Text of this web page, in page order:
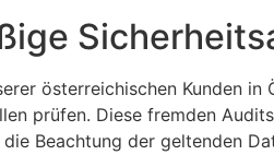
österreichischen Kunden
prüfen. Diese fremden
Beachtung der geltenden